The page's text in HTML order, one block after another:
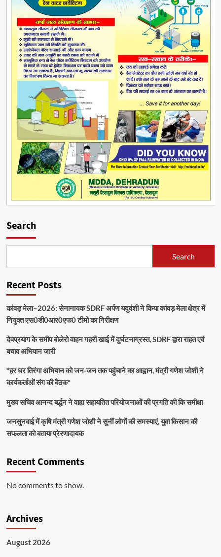
Search
Search
Recent Posts
कांवड़ मेला–2026: सेनानायक SDRF अर्पण यदुवंशी ने किया कांवड़ मेला क्षेत्र में
नियुक्त एस0डी0आर0एफ0 टीमो का निरीक्षण
देवप्रयाग के समीप बोलेरो वाहन गहरी खाई में दुर्घटनाग्रस्त, SDRF द्वारा राहत एवं
बचाव अभियान जारी
*हर घर तिरंगा अभियान को जन-जन तक पहुंचाने का आह्वान, मंत्री गणेश जोशी ने
कार्यकर्ताओं संग की बैठक*
मुख्य सचिव आनन्द बर्द्धन ने वाह्य सहायतित परियोजनाओं की प्रगति की कि समीक्षा
जनसुनवाई में कृषि मंत्री गणेश जोशी ने सुनीं लोगों की समस्याएं, युवा किसान की
सफलता को बताया प्रेरणादायक
Recent Comments
No comments to show.
Archives
August 2026